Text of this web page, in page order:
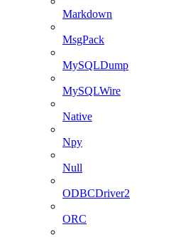
Markdown
MsgPack
MySQLDump
MySQLWire
Native
Npy
Null
ODBCDriver2
ORC